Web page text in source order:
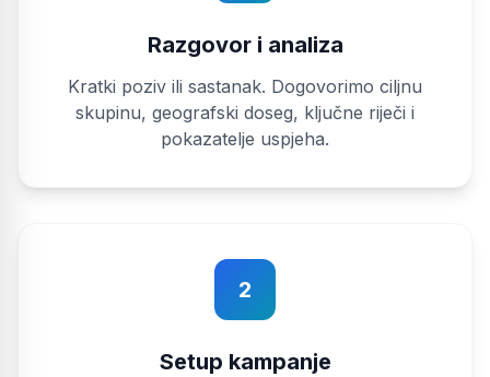
Razgovor i analiza
Kratki poziv ili sastanak. Dogovorimo ciljnu
skupinu, geografski doseg, ključne riječi i
pokazatelje uspjeha.
2
Setup kampanje